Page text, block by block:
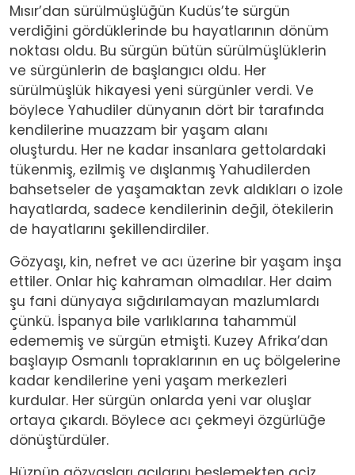
Mısır’dan sürülmüşlüğün Kudüs’te sürgün
verdiğini gördüklerinde bu hayatlarının dönüm
noktası oldu. Bu sürgün bütün sürülmüşlüklerin
ve sürgünlerin de başlangıcı oldu. Her
sürülmüşlük hikayesi yeni sürgünler verdi. Ve
böylece Yahudiler dünyanın dört bir tarafında
kendilerine muazzam bir yaşam alanı
oluşturdu. Her ne kadar insanlara gettolardaki
tükenmiş, ezilmiş ve dışlanmış Yahudilerden
bahsetseler de yaşamaktan zevk aldıkları o izole
hayatlarda, sadece kendilerinin değil, ötekilerin
de hayatlarını şekillendirdiler.
Gözyaşı, kin, nefret ve acı üzerine bir yaşam inşa
ettiler. Onlar hiç kahraman olmadılar. Her daim
şu fani dünyaya sığdırılamayan mazlumlardı
çünkü. İspanya bile varlıklarına tahammül
edememiş ve sürgün etmişti. Kuzey Afrika’dan
başlayıp Osmanlı topraklarının en uç bölgelerine
kadar kendilerine yeni yaşam merkezleri
kurdular. Her sürgün onlarda yeni var oluşlar
ortaya çıkardı. Böylece acı çekmeyi özgürlüğe
dönüştürdüler.